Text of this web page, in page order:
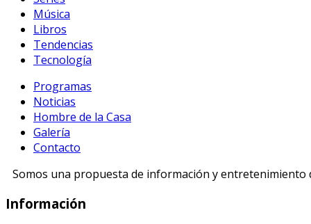
Música
Libros
Tendencias
Tecnología
Programas
Noticias
Hombre de la Casa
Galería
Contacto
Somos una propuesta de información y
Información